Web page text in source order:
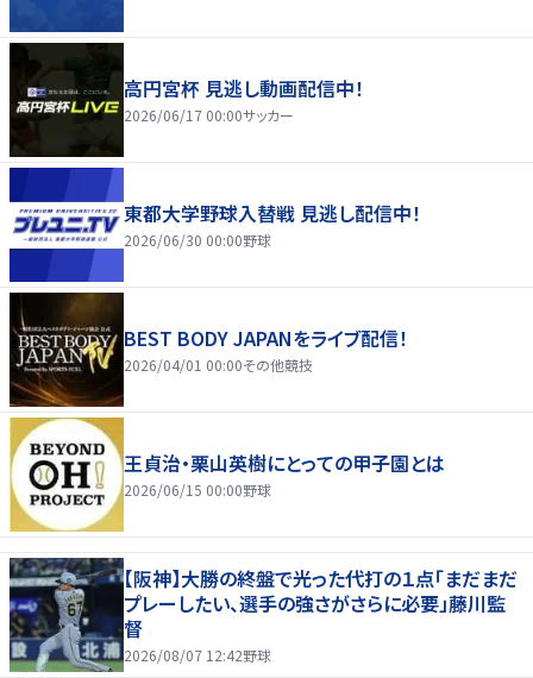
高円宮杯 見逃し動画配信中！
2026/06/17 00:00サッカー
東都大学野球入替戦 見逃し配信中！
2026/06/30 00:00野球
BEST BODY JAPANをライブ配信！
2026/04/01 00:00その他競技
王貞治・栗山英樹にとっての甲子園とは
2026/06/15 00:00野球
【阪神】大勝の終盤で光った代打の１点「まだまだ
プレーしたい、選手の強さがさらに必要」藤川監
督
2026/08/07 12:42野球